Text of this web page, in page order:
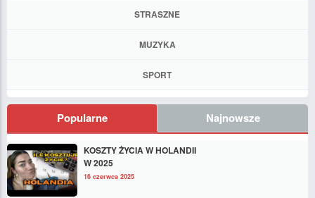
STRASZNE
MUZYKA
SPORT
Popularne Najnowsze
KOSZTY ŻYCIA W HOLANDII
W 2025
16 czerwca 2025